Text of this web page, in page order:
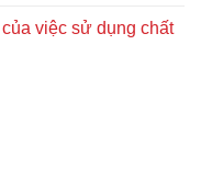
việc sử dụng chất